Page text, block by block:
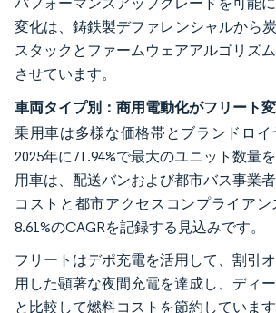
変化は、鋳鉄製デファレンシャルから
スタックとファームウェアアルゴリズ
させています。
車両タイプ別：商用電動化がフリート
乗用車は多様な価格帯とブランドロイ
2025年に71.94%で最大のユニット数量
用車は、配送バンおよび都市バス事業
コストと都市アクセスコンプライアン
8.61%のCAGRを記録する見込みです。
フリートはデポ充電を活用して、割引
用した顕著な夜間充電を達成し、ディ
と比較して燃料コストを節約しています